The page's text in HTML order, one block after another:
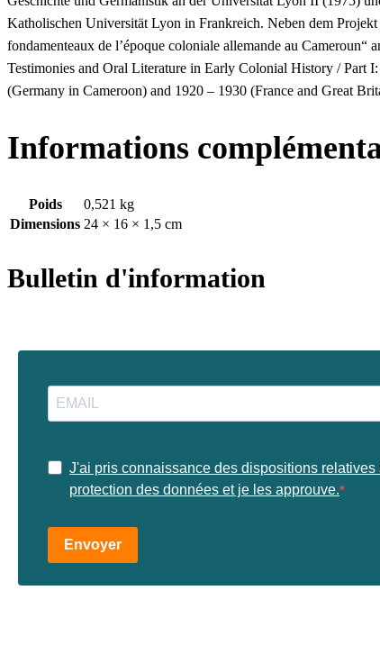
Katholischen Universität Lyon in Frankreich. Neben dem Projekt
fondamenteaux de l’époque coloniale allemande au
Testimonies and Oral Literature in Early Colonial History / Part
(Germany in Cameroon) and 1920 – 1930 (France and Great
Informations
Poids
0,521 kg
Dimensions 24 × 16 × 1,5 cm
Bulletin d'information
J'ai pris connaissance des dispositions relatives
protection des données et je les approuve.
Envoyer